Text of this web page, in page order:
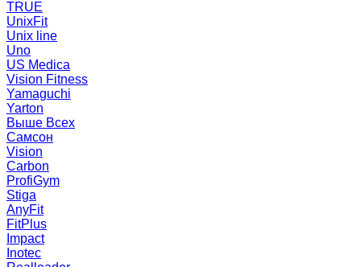
TRUE
UnixFit
Unix line
Uno
US Medica
Vision Fitness
Yamaguchi
Yarton
Выше Всех
Самсон
Vision
Carbon
ProfiGym
Stiga
AnyFit
FitPlus
Impact
Inotec